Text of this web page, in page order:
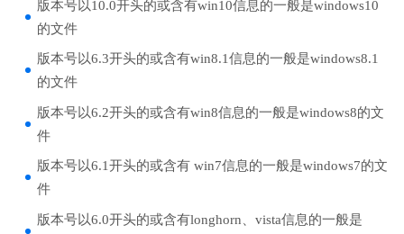
版本号以10.0开头的或含有win10信息的一般是windows10
的文件
版本号以6.3开头的或含有win8.1信息的一般是windows8.1
的文件
版本号以6.2开头的或含有win8信息的一般是windows8的文
件
版本号以6.1开头的或含有 win7信息的一般是windows7的文
件
版本号以6.0开头的或含有longhorn、vista信息的一般是